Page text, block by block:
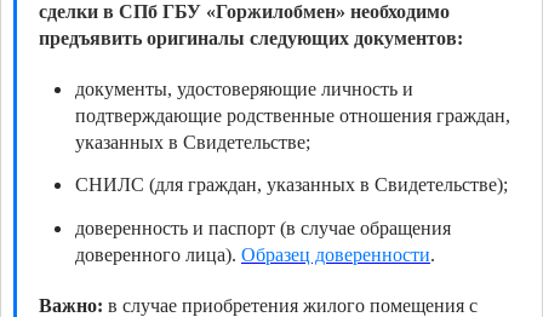
сделки в СПб ГБУ «Горжилобмен» необходимо
предъявить оригиналы следующих документов:
документы, удостоверяющие личность и
подтверждающие родственные отношения граждан,
указанных в Свидетельстве;
СНИЛС (для граждан, указанных в Свидетельстве);
доверенность и паспорт (в случае обращения
доверенного лица). Образец доверенности.
Важно: в случае приобретения жилого помещения с